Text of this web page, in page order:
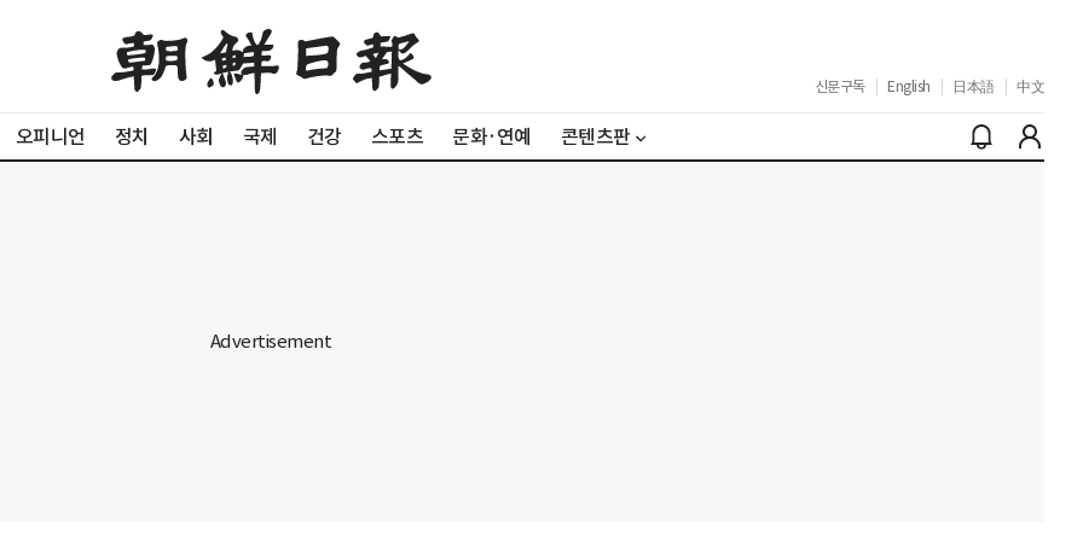
신문구독 English 日本語 中文
오피니언 정치 사회 국제 건강 스포츠 문화·연예 콘텐츠판